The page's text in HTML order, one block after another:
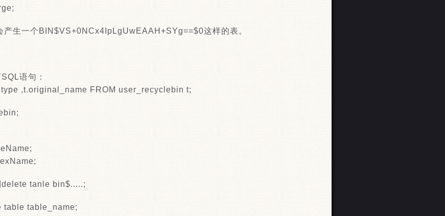
生一个BIN$VS+0NCx4IpLgUwEAAH+SYg==$0这样的表。
语句：
,t.original_name FROM user_recyclebin t;
delete tanle bin$.....;
table table_name;